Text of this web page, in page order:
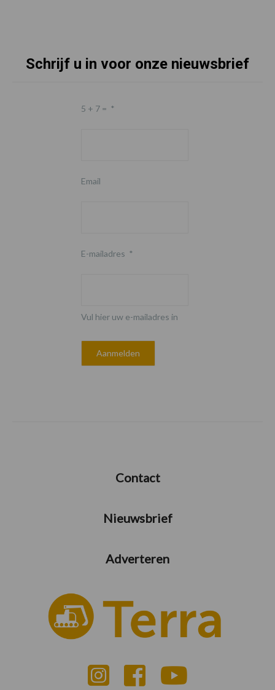
FooterSchrijf u in voor onze nieuwsbrief
5 + 7 = *
Email
E-mailadres *
Vul hier uw e-mailadres in
Contact
Nieuwsbrief
Adverteren